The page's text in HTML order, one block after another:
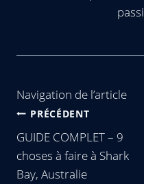
Navigation de l’article
PRÉCÉDENT
GUIDE COMPLET – 9
choses à faire à Shark
Bay, Australie